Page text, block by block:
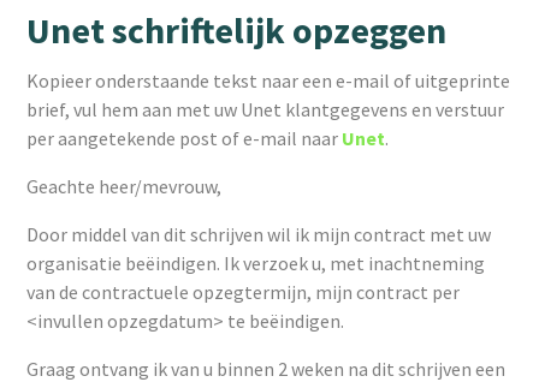
Unet schriftelijk opzeggen
Kopieer onderstaande tekst naar een e-mail of uitgeprinte
brief, vul hem aan met uw Unet klantgegevens en verstuur
per aangetekende post of e-mail naar Unet.
Geachte heer/mevrouw,
Door middel van dit schrijven wil ik mijn contract met uw
organisatie beëindigen. Ik verzoek u, met inachtneming
van de contractuele opzegtermijn, mijn contract per
<invullen opzegdatum> te beëindigen.
Graag ontvang ik van u binnen 2 weken na dit schrijven een